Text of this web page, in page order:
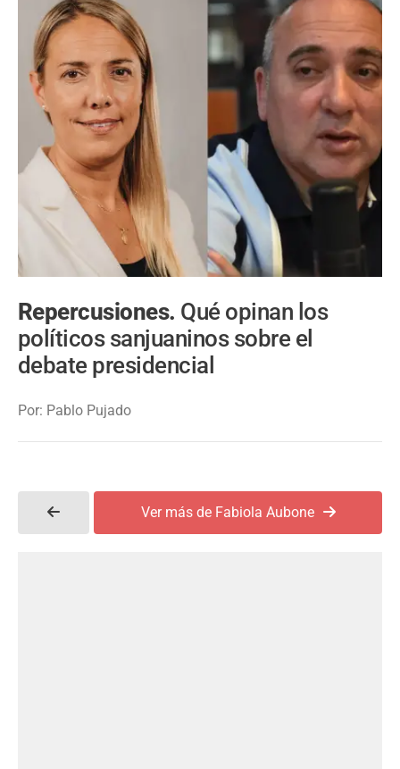
Repercusiones. Qué opinan los
políticos sanjuaninos sobre el
debate presidencial
Por: Pablo Pujado
Ver más de Fabiola Aubone